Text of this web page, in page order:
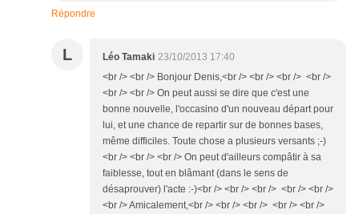
Répondre
L Léo Tamaki 23/10/2013 17:40
<br /> <br /> Bonjour Denis,<br /> <br /> <br /> <br />
<br /> <br /> On peut aussi se dire que c'est une
bonne nouvelle, l'occasino d'un nouveau départ pour
lui, et une chance de repartir sur de bonnes bases,
même difficiles. Toute chose a plusieurs versants ;-)
<br /> <br /> <br /> On peut d'ailleurs compâtir à sa
faiblesse, tout en blâmant (dans le sens de
désaprouver) l'acte :-)<br /> <br /> <br /> <br /> <br />
<br /> Amicalement,<br /> <br /> <br /> <br /> <br />